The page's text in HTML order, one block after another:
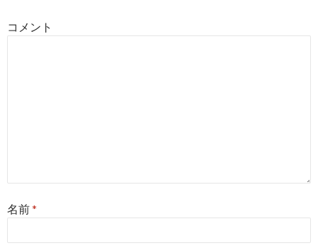
ン
コメント
名前*